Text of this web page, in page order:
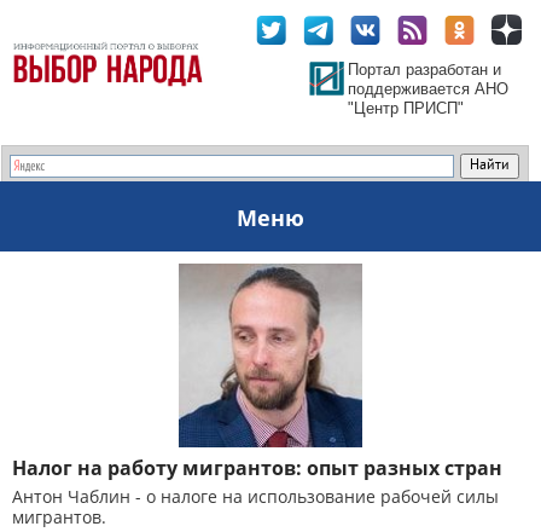
Портал разработан и
поддерживается АНО
"Центр ПРИСП"
Меню
Налог на работу мигрантов: опыт разных стран
Антон Чаблин - о налоге на использование рабочей силы
мигрантов.